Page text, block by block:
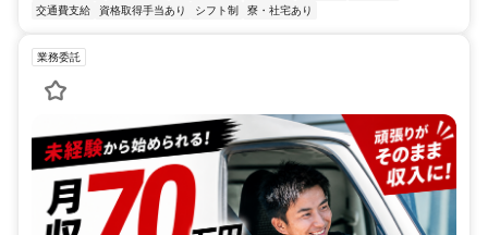
交通費支給
資格取得手当あり シフト制 寮・社宅あり
業務委託